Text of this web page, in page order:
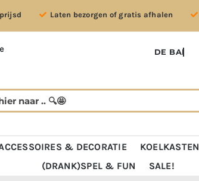
Laten bezorgen of gratis afhalen
& DECORATIE KOELKASTEN
(DRANK)SPEL & FUN
SALE!